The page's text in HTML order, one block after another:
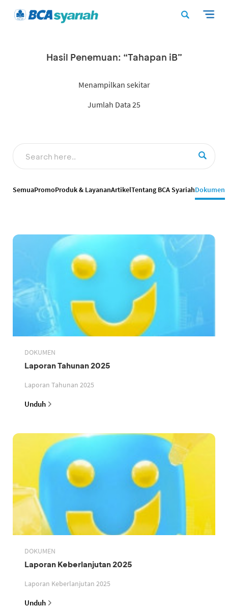
Hasil Penemuan: “Tahapan iB”
Menampilkan sekitar
Jumlah Data 25
SemuaPromoProduk & LayananArtikelTentang BCA SyariahDokumen
DOKUMEN
Laporan Tahunan 2025
Laporan Tahunan 2025
Unduh
DOKUMEN
Laporan Keberlanjutan 2025
Laporan Keberlanjutan 2025
Unduh